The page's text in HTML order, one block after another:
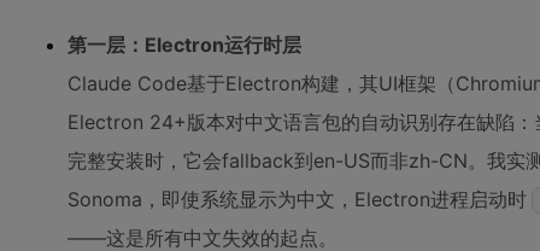
第一层：Electron运行时层
Claude Code基于Electron构建，其UI框架（
Electron 24+版本对中文语言包的自动识别存在缺陷：
完整安装时，它会fallback到en-US而非zh-CN。我实
Sonoma，即使系统显示为中文，Electron进程启动时
——这是所有中文失效的起点。